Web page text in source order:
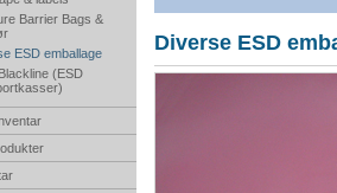
Barrier Bags &
ESD emballage
(ESD
Diverse ESD